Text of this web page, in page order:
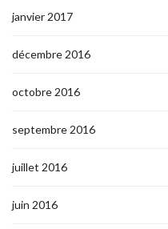
janvier 2017
décembre 2016
octobre 2016
septembre 2016
juillet 2016
juin 2016